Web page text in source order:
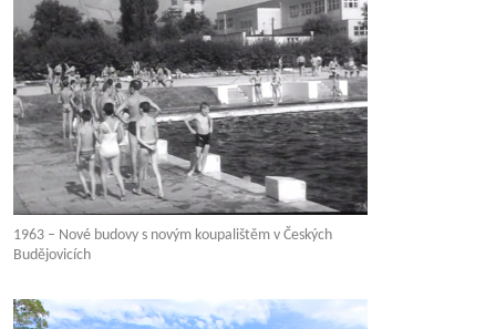
1963 – Nové budovy s novým koupalištěm v Českých
Budějovicích